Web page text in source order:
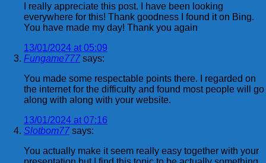
I really appreciate this post. I have been looking
everywhere for this! Thank goodness I found it on Bing.
You have made my day! Thank you again
13/01/2024 at 05:09
Fungame777 says:
You made some respectable points there. I regarded on
the internet for the difficulty and found most people will go
along with along with your website.
13/01/2024 at 07:16
Slotbom77 says:
You actually make it seem really easy together with your